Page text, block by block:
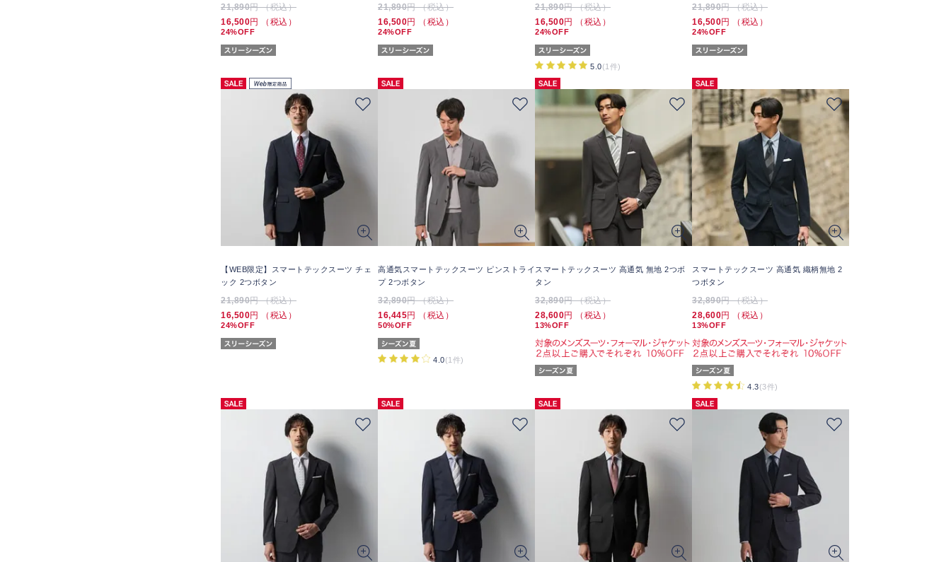
21,890円 （税込）
16,500円 （税込）
24%OFF
21,890円 （税込）
16,500円 （税込）
24%OFF
21,890円 （税込）
16,500円 （税込）
24%OFF
5.0(1件)
21,890円 （税込）
16,500円 （税込）
24%OFF
【WEB限定】スマートテックスーツ チェ
ック 2つボタン
21,890円 （税込）
16,500円 （税込）
24%OFF
高通気スマートテックスーツ ピンストライ
プ 2つボタン
32,890円 （税込）
16,445円 （税込）
50%OFF
4.0(1件)
スマートテックスーツ 高通気 無地 2つボ
タン
32,890円 （税込）
28,600円 （税込）
13%OFF
スマートテックスーツ 高通気 織柄無地 2
つボタン
32,890円 （税込）
28,600円 （税込）
13%OFF
4.3(3件)